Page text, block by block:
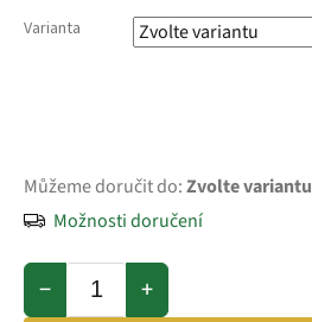
Varianta
Můžeme doručit do:Zvolte variantu
Možnosti doručení
+
−